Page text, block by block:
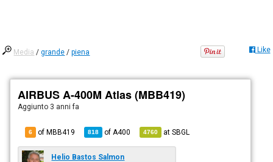
Media /grande /piena Like
AIRBUS A-400M Atlas (MBB419)
Aggiunto 3 anni fa
6 of MBB419 818 of A400 4760 atSBGL
Helio Bastos Salmon